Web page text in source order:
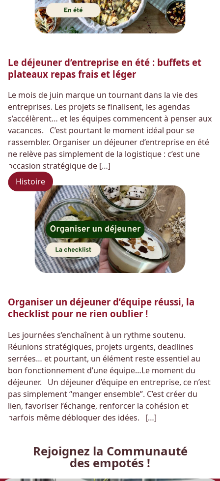
Le déjeuner d’entreprise en été : buffets et
plateaux repas frais et léger
Le mois de juin marque un tournant dans la vie des
entreprises. Les projets se finalisent, les agendas
s’accélèrent… et les équipes commencent à penser aux
vacances. C’est pourtant le moment idéal pour se
rassembler. Organiser un déjeuner d’entreprise en été
ne relève pas simplement de la logistique : c’est une
occasion stratégique de […]
Histoire
Organiser un déjeuner d’équipe réussi, la
checklist pour ne rien oublier !
Les journées s’enchaînent à un rythme soutenu.
Réunions stratégiques, projets urgents, deadlines
serrées… et pourtant, un élément reste essentiel au
bon fonctionnement d’une équipe…Le moment du
déjeuner. Un déjeuner d’équipe en entreprise, ce n’est
pas simplement “manger ensemble”. C’est créer du
lien, favoriser l’échange, renforcer la cohésion et
parfois même débloquer des idées. […]
Rejoignez la Communauté
des empotés !